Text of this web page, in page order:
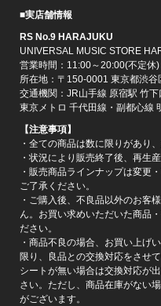
■実店舗情報
RS No.9 HARAJUKU
UNIVERSAL MUSIC STORE
営業時間：11:00～20:00(不定休)
所在地：〒150-0001 東京都渋谷
交通機関：JR山手線 原宿駅 竹
東京メトロ 千代田線・副都心線
【注意事項】
・全ての商品は数に限りがあり
・状況により販売終了後、再生
・販売商品ラインナップは変更
ご了承ください。
・ご購入後、不良品以外のお客
ん。お買い求めいただいた商品
ださい。
・商品不良の場合、お買い上げ
限り、良品との交換対応をさせ
シートが無い場合は交換対応が
さい。ただし、商品在庫がない
がございます。